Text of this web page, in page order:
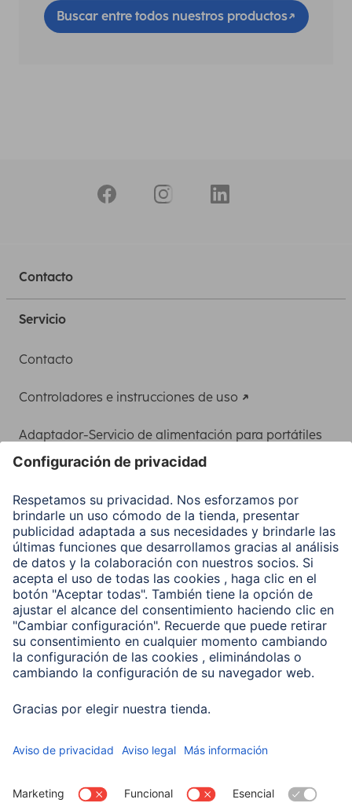
Buscar entre todos nuestros productos
Contacto
Servicio
Contacto
Controladores e instrucciones de uso
Adaptador-Servicio de alimentación para portátiles
Clientes online
Conviértete en distribuidor
Compañía
Historia de la empresa
Hama en todo el Mundo
Sostenibilidad
Business-Portal